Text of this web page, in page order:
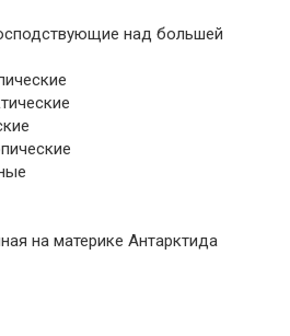
над большей
на материке Антарктида